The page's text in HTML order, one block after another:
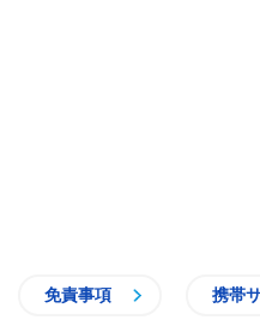
免責事項 携帯